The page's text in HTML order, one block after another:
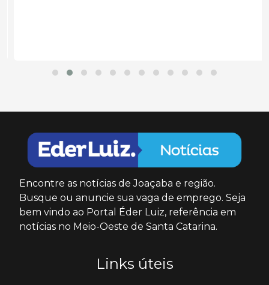
Encontre as notícias de Joaçaba e região.
Busque ou anuncie sua vaga de emprego. Seja
bem vindo ao Portal Éder Luiz, referência em
notícias no Meio-Oeste de Santa Catarina.
Links úteis